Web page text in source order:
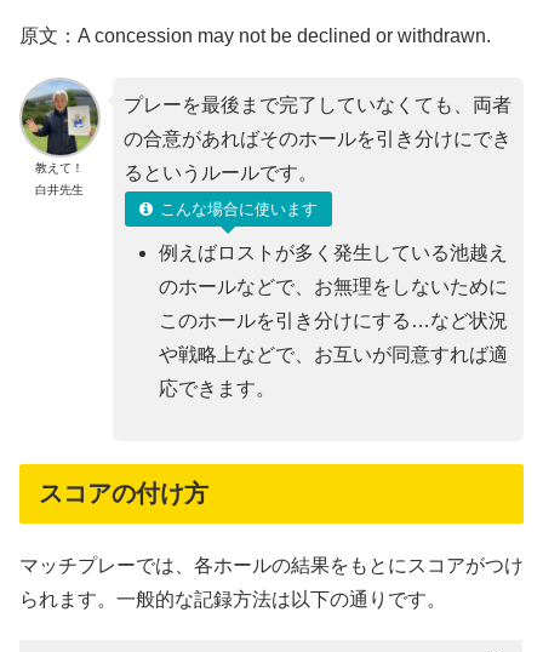
原文：A concession may not be declined or withdrawn.
教えて！
白井先生
プレーを最後まで完了していなくても、両者
の合意があればそのホールを引き分けにでき
るというルールです。
こんな場合に使います
例えばロストが多く発生している池越え
のホールなどで、お無理をしないために
このホールを引き分けにする…など状況
や戦略上などで、お互いが同意すれば適
応できます。
スコアの付け方
マッチプレーでは、各ホールの結果をもとにスコアがつけ
られます。一般的な記録方法は以下の通りです。